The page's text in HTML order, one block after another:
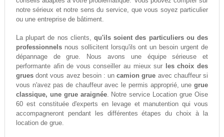
notre sérieux et notre sens du service, que vous soyez particulier
ou une entreprise de bâtiment.
La plupart de nos clients, qu'ils soient des particuliers ou des
professionnelsnous sollicitent lorsqu'ils ont un besoin urgent de
dépannage de grue. Nous avons une équipe sérieuse et
performante afin de vous conseiller au mieux sur
les choix des
gruesdont vous avez besoin : uncamion grue avec chauffeur si
vous n'avez pas de chauffeur avec le permis approprié, unegrue
classique, une grue araignée. Notre service Location grue Oise
60 est constituée d'experts en levage et manutention qui vous
accompagneront pendant les différentes étapes du choix à la
location de grue.